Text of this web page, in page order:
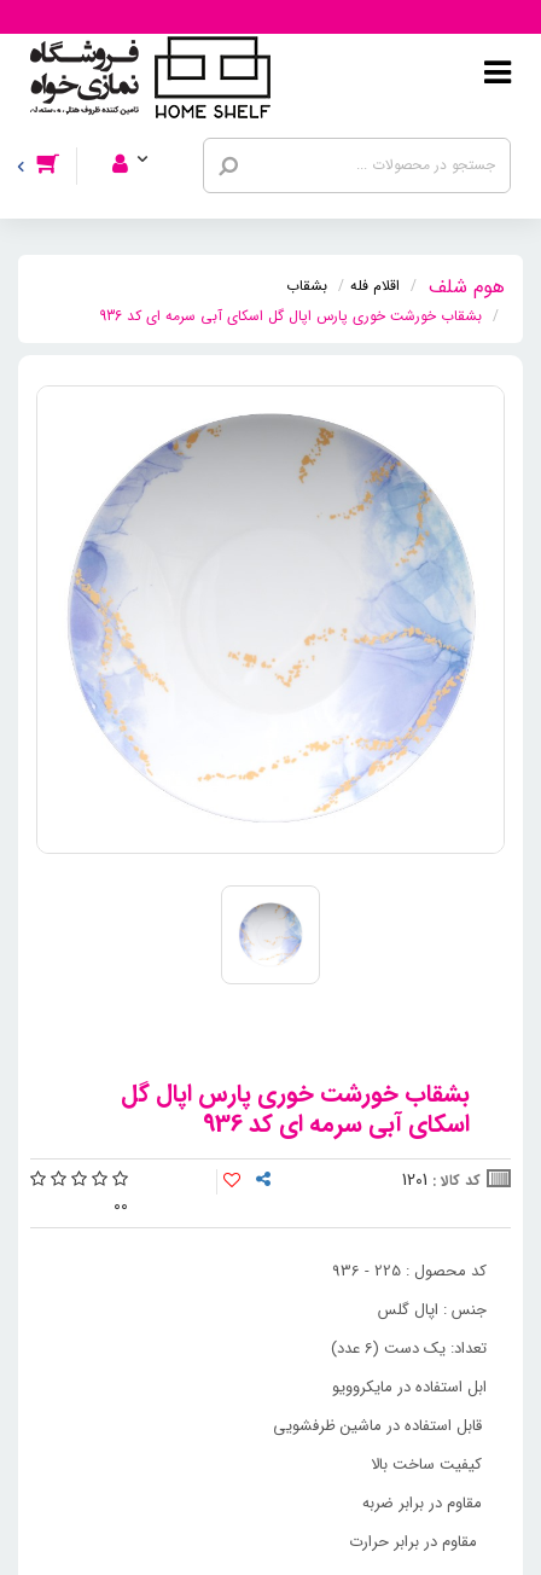
اقلام فله
بشقاب
بشقاب خورشت خوری پارس اپال گل اسکای آبی سرمه ای کد 936
بشقاب خورشت خوری پارس اپال گل
اسکای آبی سرمه ای کد 936
کد کالا : 1201
00
کد محصول : 225 - 936
جنس : اپال گلس
تعداد: یک دست (6 عدد)
ابل استفاده در مایکروویو
قابل استفاده در ماشین ظرفشویی
کیفیت ساخت بالا
مقاوم در برابر ضربه
مقاوم در برابر حرارت